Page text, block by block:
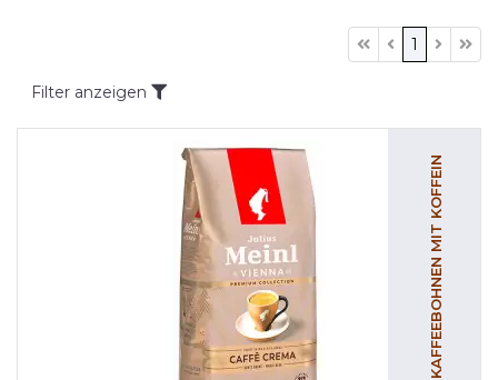
1
Filter anzeigen
KAFFEEBOHNEN MIT KOFFEIN